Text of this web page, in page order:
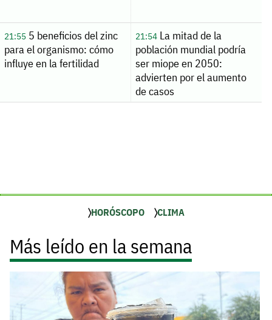
21:555 beneficios del zinc
para el organismo: cómo
influye en la fertilidad
21:54La mitad de la
población mundial podría
ser miope en 2050:
advierten por el aumento
de casos
HORÓSCOPO CLIMA
Más leído en la semana